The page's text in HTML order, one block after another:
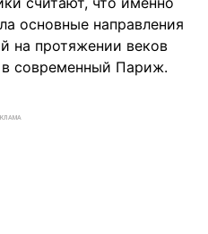
основные направления
на протяжении веков
в современный Париж.